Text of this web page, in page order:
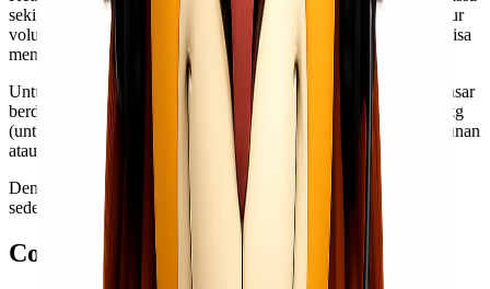
sekitar 1.000 kilogram atau satu ton. Artinya, jika Anda mengukur
volume suatu benda dalam kubik dan tahu densitasnya—Anda bisa
menghitung beratnya dengan mudah.
Untuk menghitung konversi ini secara efektif: gunakan rumus dasar
berdasarkan pengertian bahwa 1 m³ = 1000 L dan 1 m³ = 1000 kg
(untuk zat seperti air). Contohnya ketika membeli material bangunan
atau mencampurkan bahan kimia di laboratorium.
Dengan pengetahuan ini, proses perhitungan menjadi lebih
sederhana dan akurat tanpa kebingungan lagi.
Contoh Perhitungan Konversi Satuan